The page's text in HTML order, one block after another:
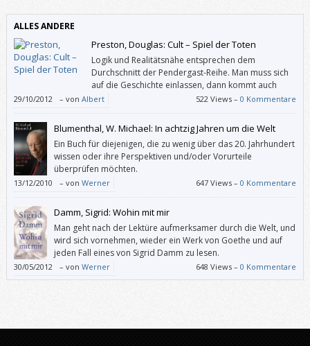
ALLES ANDERE
Preston, Douglas: Cult – Spiel der Toten
Logik und Realitätsnähe entsprechen dem
Durchschnitt der Pendergast-Reihe. Man muss sich
auf die Geschichte einlassen, dann kommt auch
Spannung auf. So darf es einen nicht stören, dass
ein Boot zuerst ein Stück im Rückwärtsgang vom Steg wegfährt, bevor
der Anlasser betätigt wird, um den Motor zu starten.
29/10/2012 – von Albert 522 Views –0 Kommentare
Blumenthal, W. Michael: In achtzig Jahren um die Welt
Ein Buch für diejenigen, die zu wenig über das 20. Jahrhundert
wissen oder ihre Perspektiven und/oder Vorurteile
überprüfen möchten.
13/12/2010 – von Werner 647 Views –0 Kommentare
Damm, Sigrid: Wohin mit mir
Man geht nach der Lektüre aufmerksamer durch die Welt, und
wird sich vornehmen, wieder ein Werk von Goethe und auf
jeden Fall eines von Sigrid Damm zu lesen.
30/05/2012 – von Werner 648 Views –0 Kommentare